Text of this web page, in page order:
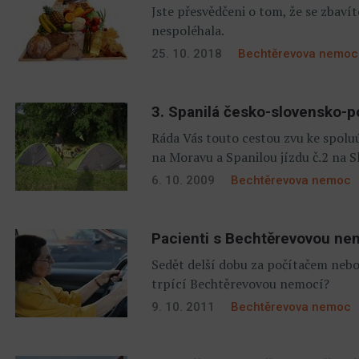
Jste přesvědčeni o tom, že se
nespoléhala.
25. 10. 2018 Bechtěrevova nemoc
3. Spanilá česko-slovensko-
Ráda Vás touto cestou zvu ke
na Moravu a Spanilou jízdu č.2 na
6. 10. 2009 Bechtěrevova nemoc
Pacienti s Bechtěrevovou
Sedět delší dobu za počítačem
trpící Bechtěrevovou nemocí?
9. 10. 2011 Bechtěrevova nemoc